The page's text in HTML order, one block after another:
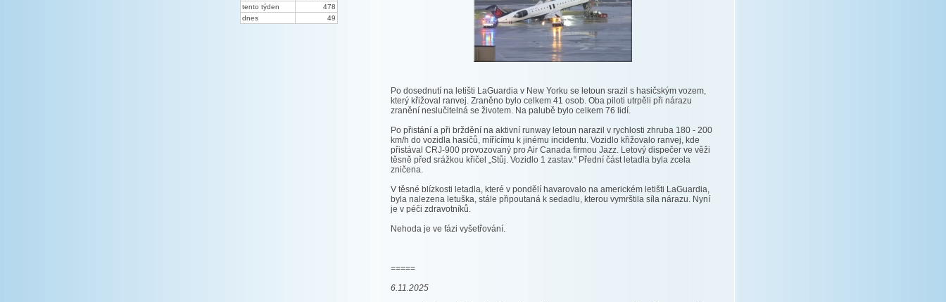
Po dosednutí na letišti LaGuardia v New Yorku se letoun srazil s hasičským vozem,
který křižoval ranvej. Zraněno bylo celkem 41 osob. Oba piloti utrpěli při nárazu
zranění neslučitelná se životem. Na palubě bylo celkem 76 lidí.
Po přistání a při brždění na aktivní runway letoun narazil v rychlosti zhruba 180 - 200
km/h do vozidla hasičů, mířícímu k jinému incidentu. Vozidlo křižovalo ranvej, kde
přistával CRJ-900 provozovaný pro Air Canada firmou Jazz. Letový dispečer ve věži
těsně před srážkou křičel „Stůj. Vozidlo 1 zastav.“ Přední část letadla byla zcela
zničena.
V těsné blízkosti letadla, které v pondělí havarovalo na americkém letišti LaGuardia,
byla nalezena letuška, stále připoutaná k sedadlu, kterou vymrštila síla nárazu. Nyní
je v péči zdravotníků.
Nehoda je ve fázi vyšetřování.
=====
6.11.2025
tento týden
478
dnes
49